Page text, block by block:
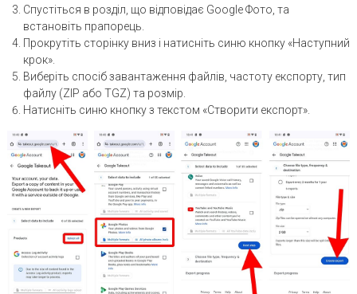
Спустіться в розділ, що відповідає Google Фото, та
встановіть прапорець.
Прокрутіть сторінку вниз і натисніть синю кнопку «Наступний
крок».
Виберіть спосіб завантаження файлів, частоту експорту, тип
файлу (ZIP або TGZ) та розмір.
Натисніть синю кнопку з текстом «Створити експорт».